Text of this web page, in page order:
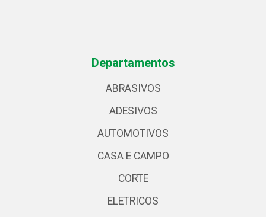
Departamentos
ABRASIVOS
ADESIVOS
AUTOMOTIVOS
CASA E CAMPO
CORTE
ELETRICOS